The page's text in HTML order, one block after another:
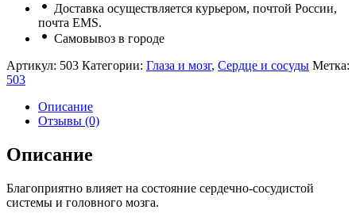
Доставка осуществляется курьером, почтой России,
почта ЕМS.
Самовывоз в городе
Артикул: 503 Категории: Глаза и мозг, Сердце и сосуды Метка:
503
Описание
Отзывы (0)
Описание
Благоприятно влияет на состояние сердечно-сосудистой
системы и головного мозга.